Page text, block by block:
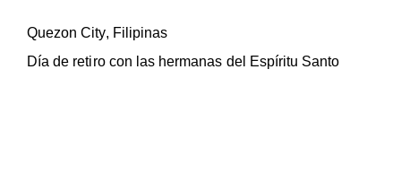
Quezon City, Filipinas
Día de retiro con las hermanas del Espíritu Santo